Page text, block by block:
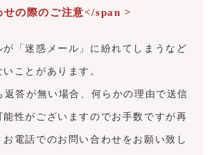
せの際のご注意</span >
「迷惑メール」に紛れてしまうなど
ことがあります。
返答が無い場合、何らかの理由で送信
能性がございますのでお手数ですが再
お電話でのお問い合わせをお願い致し